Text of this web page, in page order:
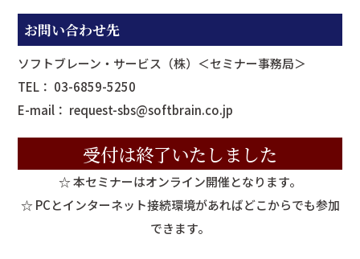
お問い合わせ先
ソフトブレーン・サービス（株）＜セミナー事務局＞
TEL： 03-6859-5250
E-mail： request-sbs@softbrain.co.jp
受付は終了いたしました
☆ 本セミナーはオンライン開催となります。
☆ PCとインターネット接続環境があればどこからでも参加
できます。